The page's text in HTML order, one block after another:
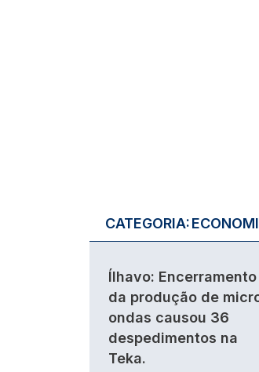
CATEGORIA:
Ílhavo: Encerramento
da produção de
ondas causou 36
despedimentos na
Teka.